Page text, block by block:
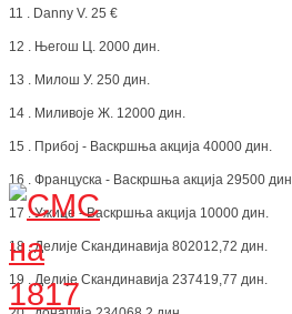
11 . Danny V. 25 €
12 . Његош Ц. 2000 дин.
13 . Милош У. 250 дин.
14 . Миливоје Ж. 12000 дин.
15 . Прибој - Васкршња акција 40000 дин.
16 . Француска - Васкршња акција 29500 дин.
17 . Ужице - Васкршња акција 10000 дин.
18 . Делије Скандинавија 802012,72 дин.
19 . Делије Скандинавија 237419,77 дин.